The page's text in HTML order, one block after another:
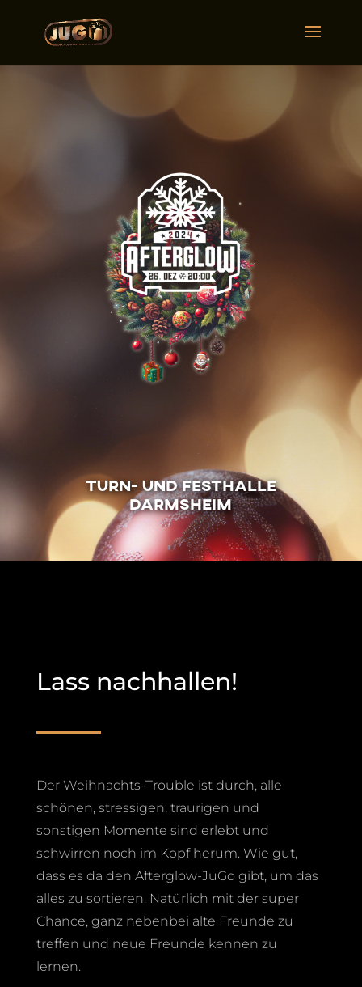
Turn- und Festhalle
Darmsheim
Lass nachhallen!
Der Weihnachts-Trouble ist durch, alle
schönen, stressigen, traurigen und
sonstigen Momente sind erlebt und
schwirren noch im Kopf herum. Wie gut,
dass es da den Afterglow-JuGo gibt, um das
alles zu sortieren. Natürlich mit der super
Chance, ganz nebenbei alte Freunde zu
treffen und neue Freunde kennen zu
lernen.